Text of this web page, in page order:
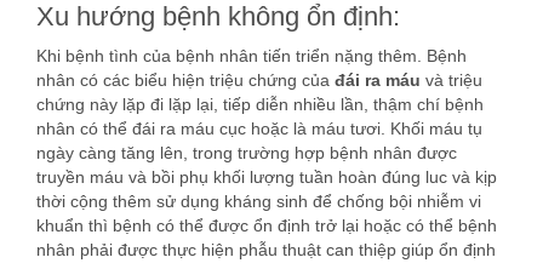
Xu hướng bệnh không ổn định:
Khi bệnh tình của bệnh nhân tiến triển nặng thêm. Bệnh
nhân có các biểu hiện triệu chứng của đái ra máu và triệu
chứng này lặp đi lặp lại, tiếp diễn nhiều lần, thậm chí bệnh
nhân có thể đái ra máu cục hoặc là máu tươi. Khối máu tụ
ngày càng tăng lên, trong trường hợp bệnh nhân được
truyền máu và bồi phụ khối lượng tuần hoàn đúng luc và kịp
thời cộng thêm sử dụng kháng sinh để chống bội nhiễm vi
khuẩn thì bệnh có thể được ổn định trở lại hoặc có thể bệnh
nhân phải được thực hiện phẫu thuật can thiệp giúp ổn định